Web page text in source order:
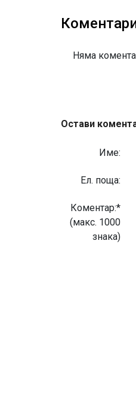
Няма
Остави
Име:
Eл. поща:
Коментар:*
(макс. 1000
знака)